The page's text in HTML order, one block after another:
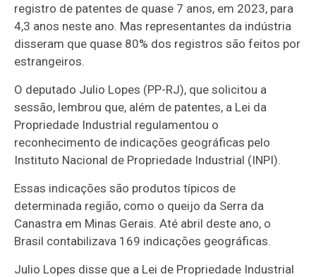
registro de patentes de quase 7 anos, em 2023, para
4,3 anos neste ano. Mas representantes da indústria
disseram que quase 80% dos registros são feitos por
estrangeiros.
O deputado Julio Lopes (PP-RJ), que solicitou a
sessão, lembrou que, além de patentes, a Lei da
Propriedade Industrial regulamentou o
reconhecimento de indicações geográficas pelo
Instituto Nacional de Propriedade Industrial (INPI).
Essas indicações são produtos típicos de
determinada região, como o queijo da Serra da
Canastra em Minas Gerais. Até abril deste ano, o
Brasil contabilizava 169 indicações geográficas.
Julio Lopes disse que a Lei de Propriedade Industrial